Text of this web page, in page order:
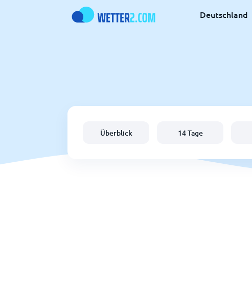
Deutschland
Überblick 14 Tage